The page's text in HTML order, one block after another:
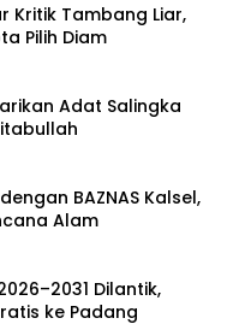
Kritik Tambang Liar,
Pilih Diam
Adat Salingka
BAZNAS Kalsel,
Alam
Dilantik,
ke Padang